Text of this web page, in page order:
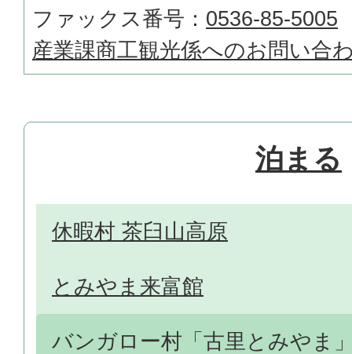
ファックス番号： 0536-85-5005
産業課商工観光係へのお問い合
泊まる
休暇村 茶臼山高原
とみやま来富館
バンガロー村「古里とみやま